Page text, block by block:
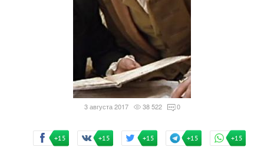
3 августа 2017 38 522 0
+15 +15 +15 +15 +15